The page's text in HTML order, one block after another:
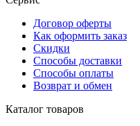
Договор оферты
Как оформить заказ
Скидки
Способы доставки
Способы оплаты
Возврат и обмен
Каталог товаров